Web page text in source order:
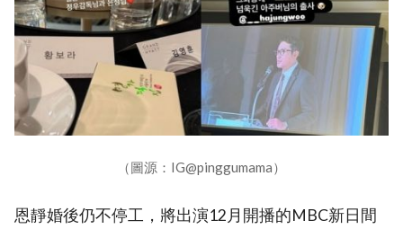
（圖源：IG@pinggumama）
恩靜婚後仍不停工，將出演12月開播的MBC新日間